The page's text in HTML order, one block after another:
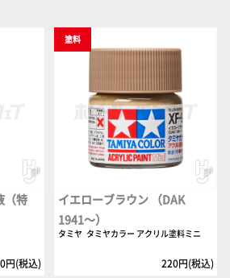
（特
円(税込)
塗料
イエローブラウン （DAK
1941～）
タミヤ タミヤカラー アクリル塗料ミニ
220円(税込)